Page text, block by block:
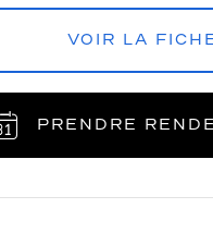
VOIR LA
PRENDRE